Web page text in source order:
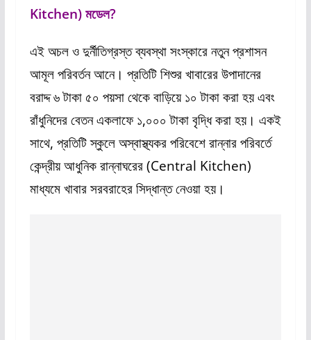
Kitchen) মডেল?
এই অচল ও দুর্নীতিগ্রস্ত ব্যবস্থা সংস্কারে নতুন প্রশাসন
আমূল পরিবর্তন আনে। প্রতিটি শিশুর খাবারের উপাদানের
বরাদ্দ ৬ টাকা ৫০ পয়সা থেকে বাড়িয়ে ১০ টাকা করা হয় এবং
রাঁধুনিদের বেতন একলাফে ১,০০০ টাকা বৃদ্ধি করা হয়। একই
সাথে, প্রতিটি স্কুলে অস্বাস্থ্যকর পরিবেশে রান্নার পরিবর্তে
কেন্দ্রীয় আধুনিক রান্নাঘরের (Central Kitchen)
মাধ্যমে খাবার সরবরাহের সিদ্ধান্ত নেওয়া হয়।